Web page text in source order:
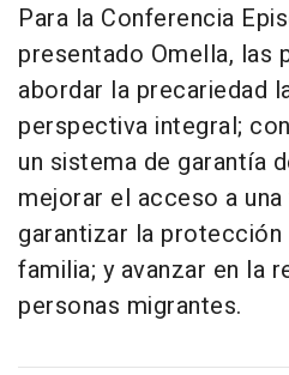
Para la Conferencia
presentado Omella, las
abordar la precariedad
perspectiva integral;
un sistema de garantía
mejorar el acceso a una
garantizar la protección
familia; y avanzar en la
personas migrantes.